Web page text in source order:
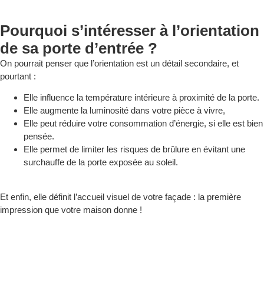
Pourquoi s’intéresser à l’orientation
de sa porte d’entrée ?
On pourrait penser que l’orientation est un détail secondaire, et
pourtant :
Elle influence la température intérieure à proximité de la porte.
Elle augmente la luminosité dans votre pièce à vivre,
Elle peut réduire votre consommation d’énergie, si elle est bien
pensée.
Elle permet de limiter les risques de brûlure en évitant une
surchauffe de la porte exposée au soleil.
Et enfin, elle définit l’accueil visuel de votre façade : la première
impression que votre maison donne !